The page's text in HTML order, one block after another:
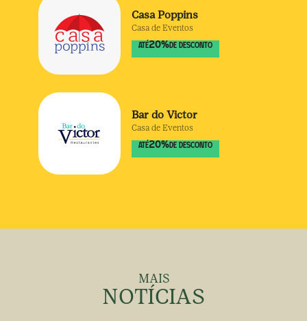
Casa Poppins
Casa de Eventos
ATÉ20% DE DESCONTO
Bar do Victor
Casa de Eventos
ATÉ20% DE DESCONTO
MAIS
NOTÍCIAS